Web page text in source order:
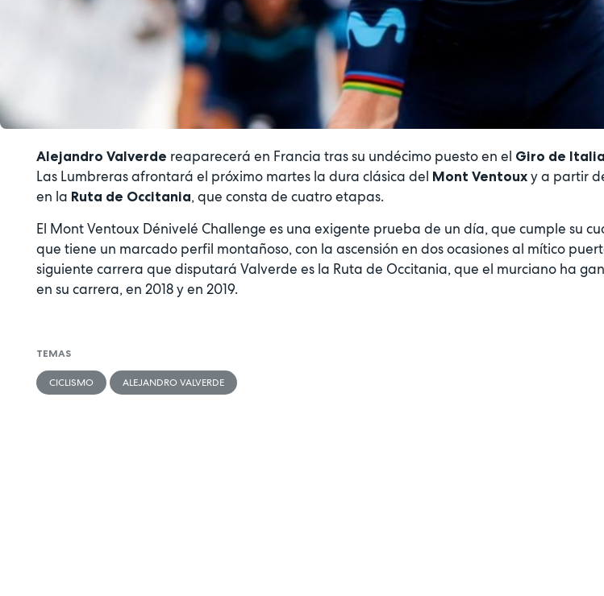
Alejandro Valverde reaparecerá en Francia tras su undécimo puesto en el Giro de Italia
Las Lumbreras afrontará el próximo martes la dura clásica del Mont Ventoux y a partir
en la Ruta de Occitania, que consta de cuatro etapas.
El Mont Ventoux Dénivelé Challenge es una exigente prueba de un día, que cumple su
que tiene un marcado perfil montañoso, con la ascensión en dos ocasiones al mítico
siguiente carrera que disputará Valverde es la Ruta de Occitania, que el murciano ha
en su carrera, en 2018 y en 2019.
TEMAS
CICLISMO ALEJANDRO VALVERDE